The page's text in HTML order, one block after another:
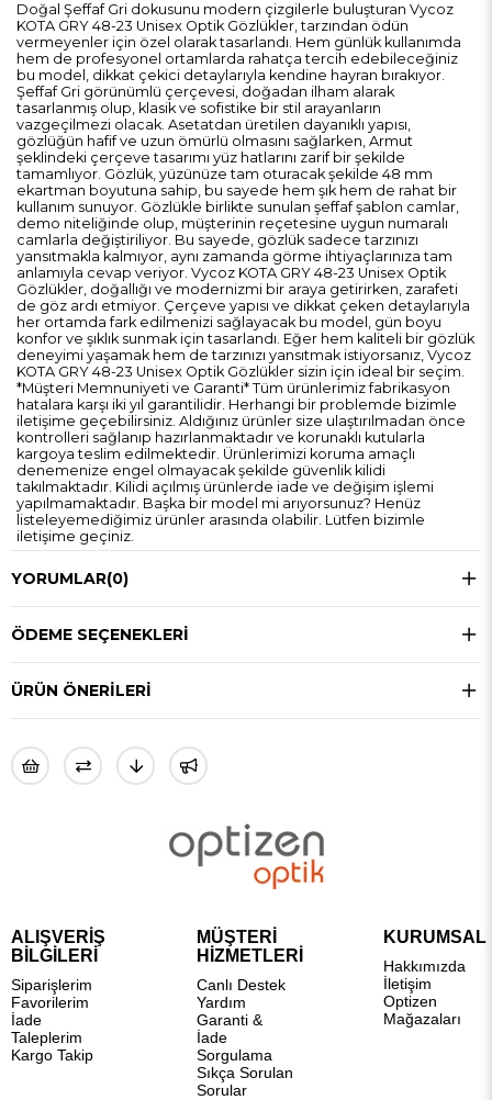
Doğal Şeffaf Gri dokusunu modern çizgilerle buluşturan Vycoz
KOTA GRY 48-23 Unisex Optik Gözlükler, tarzından ödün
vermeyenler için özel olarak tasarlandı. Hem günlük kullanımda
hem de profesyonel ortamlarda rahatça tercih edebileceğiniz
bu model, dikkat çekici detaylarıyla kendine hayran bırakıyor.
Şeffaf Gri görünümlü çerçevesi, doğadan ilham alarak
tasarlanmış olup, klasik ve sofistike bir stil arayanların
vazgeçilmezi olacak. Asetatdan üretilen dayanıklı yapısı,
gözlüğün hafif ve uzun ömürlü olmasını sağlarken, Armut
şeklindeki çerçeve tasarımı yüz hatlarını zarif bir şekilde
tamamlıyor. Gözlük, yüzünüze tam oturacak şekilde 48 mm
ekartman boyutuna sahip, bu sayede hem şık hem de rahat bir
kullanım sunuyor. Gözlükle birlikte sunulan şeffaf şablon camlar,
demo niteliğinde olup, müşterinin reçetesine uygun numaralı
camlarla değiştiriliyor. Bu sayede, gözlük sadece tarzınızı
yansıtmakla kalmıyor, aynı zamanda görme ihtiyaçlarınıza tam
anlamıyla cevap veriyor. Vycoz KOTA GRY 48-23 Unisex Optik
Gözlükler, doğallığı ve modernizmi bir araya getirirken, zarafeti
de göz ardı etmiyor. Çerçeve yapısı ve dikkat çeken detaylarıyla
her ortamda fark edilmenizi sağlayacak bu model, gün boyu
konfor ve şıklık sunmak için tasarlandı. Eğer hem kaliteli bir gözlük
deneyimi yaşamak hem de tarzınızı yansıtmak istiyorsanız, Vycoz
KOTA GRY 48-23 Unisex Optik Gözlükler sizin için ideal bir seçim.
*Müşteri Memnuniyeti ve Garanti* Tüm ürünlerimiz fabrikasyon
hatalara karşı iki yıl garantilidir. Herhangi bir problemde bizimle
iletişime geçebilirsiniz. Aldığınız ürünler size ulaştırılmadan önce
kontrolleri sağlanıp hazırlanmaktadır ve korunaklı kutularla
kargoya teslim edilmektedir. Ürünlerimizi koruma amaçlı
denemenize engel olmayacak şekilde güvenlik kilidi
takılmaktadır. Kilidi açılmış ürünlerde iade ve değişim işlemi
yapılmamaktadır. Başka bir model mi arıyorsunuz? Henüz
listeleyemediğimiz ürünler arasında olabilir. Lütfen bizimle
iletişime geçiniz.
YORUMLAR(0)
ÖDEME SEÇENEKLERI
ÜRÜN ÖNERILERI
ALIŞVERİŞ
BİLGİLERİ
Siparişlerim
Favorilerim
İade
Taleplerim
Kargo Takip
MÜŞTERİ
HİZMETLERİ
Canlı Destek
Yardım
Garanti &
İade
Sorgulama
Sıkça Sorulan
Sorular
KURUMSAL
Hakkımızda
İletişim
Optizen
Mağazaları